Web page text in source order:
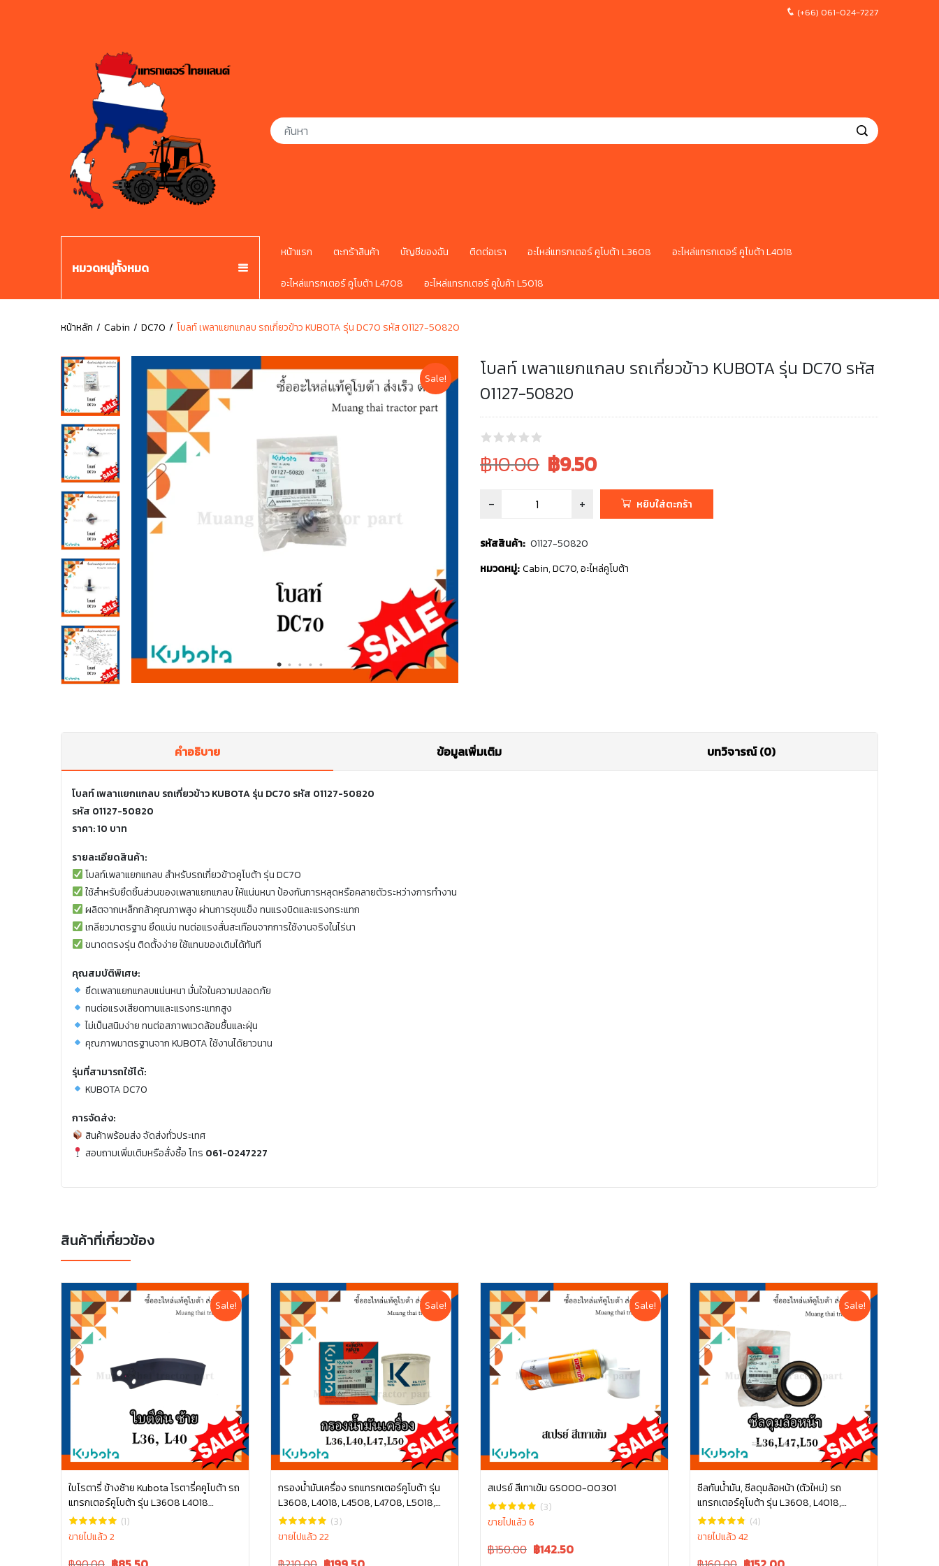
(+66) 061-024-7227
หมวดหมู่ทั้งหมด
หน้าแรก ตะกร้าสินค้า บัญชีของฉัน ติดต่อเรา อะไหล่แทรกเตอร์ คูโบต้า L3608 อะไหล่แทรกเตอร์ คูโบต้า L4018
อะไหล่แทรกเตอร์ คูโบต้า L4708 อะไหล่แทรกเตอร์ คูใบค้า L5018
หน้าหลัก Cabin DC70 โบลท์ เพลาแยกแกลบ รถเกี่ยวข้าว KUBOTA รุ่น DC70 รหัส 01127-50820
Sale!
โบลท์ เพลาแยกแกลบ รถเกี่ยวข้าว KUBOTA รุ่น DC70 รหัส
01127-50820
Original
price
was:
฿10.00 Current
฿9.50
หยิบใส่ตะกร้า
รหัสสินค้า: 01127-50820
หมวดหมู่: Cabin,DC70,อะไหล่คูโบต้า
คำอธิบาย ข้อมูลเพิ่มเติม บทวิจารณ์ (0)
โบลท์ เพลาแยกแกลบ รถเกี่ยวข้าว KUBOTA รุ่น DC70 รหัส 01127-50820
รหัส 01127-50820
ราคา: 10 บาท
รายละเอียดสินค้า:
โบลท์เพลาแยกแกลบ สำหรับรถเกี่ยวข้าวคูโบต้า รุ่น DC70
ใช้สำหรับยึดชิ้นส่วนของเพลาแยกแกลบ ให้แน่นหนา ป้องกันการหลุดหรือคลายตัวระหว่างการทำงาน
ผลิตจากเหล็กกล้าคุณภาพสูง ผ่านการชุบแข็ง ทนแรงบิดและแรงกระแทก
เกลียวมาตรฐาน ยึดแน่น ทนต่อแรงสั่นสะเทือนจากการใช้งานจริงในไร่นา
ขนาดตรงรุ่น ติดตั้งง่าย ใช้แทนของเดิมได้ทันที
คุณสมบัติพิเศษ:
ยึดเพลาแยกแกลบแน่นหนา มั่นใจในความปลอดภัย
ทนต่อแรงเสียดทานและแรงกระแทกสูง
ไม่เป็นสนิมง่าย ทนต่อสภาพแวดล้อมชื้นและฝุ่น
คุณภาพมาตรฐานจาก KUBOTA ใช้งานได้ยาวนาน
รุ่นที่สามารถใช้ได้:
KUBOTA DC70
การจัดส่ง:
สินค้าพร้อมส่ง จัดส่งทั่วประเทศ
สอบถามเพิ่มเติมหรือสั่งซื้อ โทร 061-0247227
สินค้าที่เกี่ยวข้อง
Sale!
ใบโรตารี่ ข้างซ้าย Kubota โรตารี่คคูโบต้า รถ
แทรกเตอร์คูโบต้า รุ่น L3608 L4018
W9516-54163(1)
ขายไปแล้ว 2
Original
Current
หยิบใส่ตะกร้า
Sale!
กรองน้ำมันเครื่อง รถแทรกเตอร์คูโบต้า รุ่น
L3608, L4018, L4508, L4708, L5018,
M6040 , W9501-31070B
(3)
ขายไปแล้ว 22
Original
Current
หยิบใส่ตะกร้า
Sale!
สเปรย์ สีเทาเข้ม GS000-00301
(3)
ขายไปแล้ว 6
Original
฿150.00 Current
฿142.50
หยิบใส่ตะกร้า
Sale!
ซีลกันน้ำมัน, ซีลดุมล้อหน้า (ตัวใหม่) รถ
แทรกเตอร์คูโบต้า รุ่น L3608, L4018,
L4508, L4708, L5018 tc832-13370 ซีล
ล้อหน้ารถไถ ซีลล้อ คูโบต้า
(4)
ขายไปแล้ว 42
Original
Current
หยิบใส่ตะกร้า